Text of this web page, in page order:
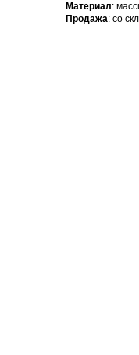
Материал:
Продажа: со